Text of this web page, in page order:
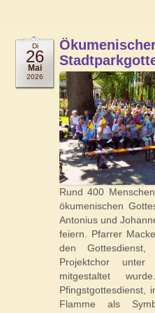
Di
26
Mai
2026
Rund 400
ökumenischen
Antonius und
feiern. Pfarrer
den
Projektchor
mitgestaltet
Pfingstgottesdienst,
Flamme als